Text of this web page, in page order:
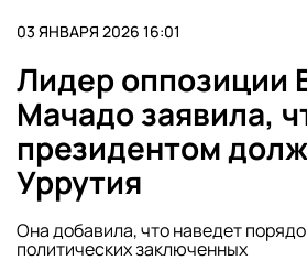
03 ЯНВАРЯ 2026 16:01
Лидер оппозиции
Мачадо заявила,
президентом
Уррутия
Она добавила, что наведет
политических заключенных